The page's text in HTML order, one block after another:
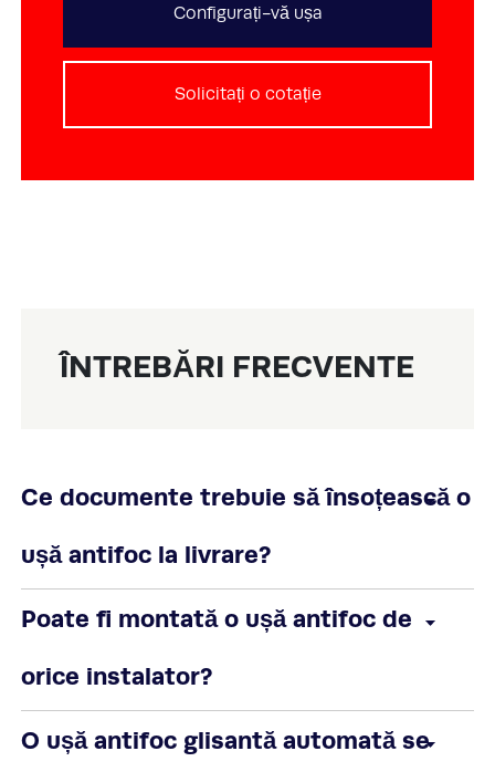
Configurați-vă ușa
Solicitați o cotație
ÎNTREBĂRI FRECVENTE
Ce documente trebuie să însoțească o
ușă antifoc la livrare?
Poate fi montată o ușă antifoc de
orice instalator?
O ușă antifoc glisantă automată se